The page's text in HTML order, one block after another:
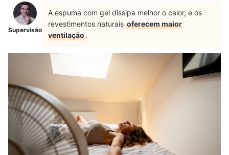
Supervisão
A espuma com gel dissipa melhor o calor, e os
revestimentos naturais oferecem maior
ventilação.